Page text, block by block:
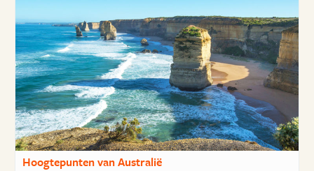
Hoogtepunten van Australië